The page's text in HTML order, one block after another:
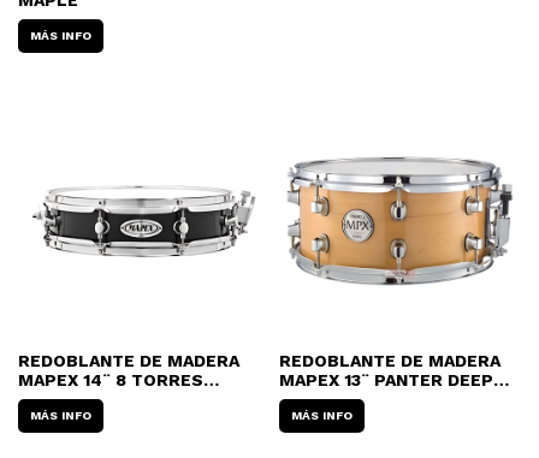
MÁS INFO
REDOBLANTE DE MADERA
MAPEX 14¨ 8 TORRES
MPBW-4350-CDK
MÁS INFO
REDOBLANTE DE MADERA
MAPEX 13¨ PANTER DEEP
FORESST
MÁS INFO